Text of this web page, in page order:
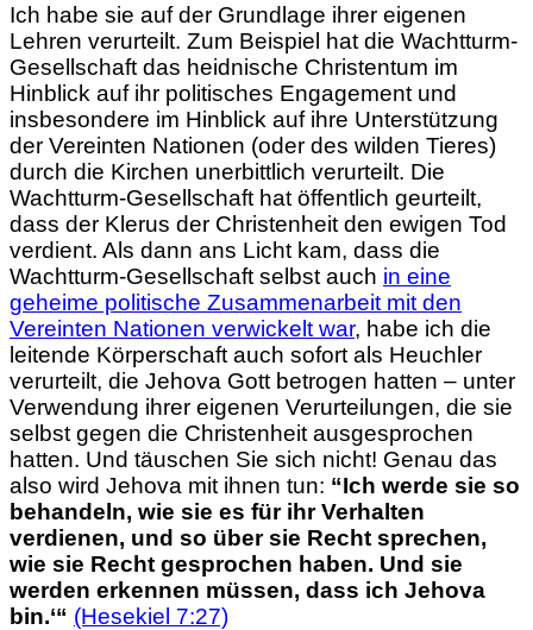
Ich habe sie auf der Grundlage ihrer eigenen
Lehren verurteilt. Zum Beispiel hat die Wachtturm-
Gesellschaft das heidnische Christentum im
Hinblick auf ihr politisches Engagement und
insbesondere im Hinblick auf ihre Unterstützung
der Vereinten Nationen (oder des wilden Tieres)
durch die Kirchen unerbittlich verurteilt. Die
Wachtturm-Gesellschaft hat öffentlich geurteilt,
dass der Klerus der Christenheit den ewigen Tod
verdient. Als dann ans Licht kam, dass die
Wachtturm-Gesellschaft selbst auch in eine
geheime politische Zusammenarbeit mit den
Vereinten Nationen verwickelt war, habe ich die
leitende Körperschaft auch sofort als Heuchler
verurteilt, die Jehova Gott betrogen hatten – unter
Verwendung ihrer eigenen Verurteilungen, die sie
selbst gegen die Christenheit ausgesprochen
hatten. Und täuschen Sie sich nicht! Genau das
also wird Jehova mit ihnen tun: “Ich werde sie so
behandeln, wie sie es für ihr Verhalten
verdienen, und so über sie Recht sprechen,
wie sie Recht gesprochen haben. Und sie
werden erkennen müssen, dass ich Jehova
bin.‘“ (Hesekiel 7:27)